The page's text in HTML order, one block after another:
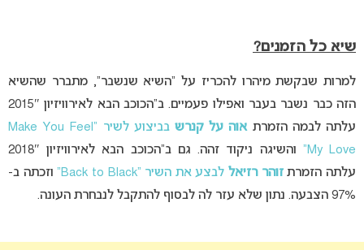
שיא כל הזמנים?
למרות שבקשת מיהרו להכריז על “השיא שנשבר”, מתברר שהשיא
הזה כבר נשבר בעבר ואפילו פעמיים. ב”הכוכב הבא לאירוויזיון 2015″
עלתה לבמה הזמרת אוה על קנרש
בביצוע לשיר “Make You Feel
My Love”
והשיגה ניקוד זהה. גם ב”הכוכב הבא לאירוויזיון 2018″
עלתה הזמרת זוהר רזיאללבצע את השיר “Back to Black”
וזכתה ב-
97% הצבעה. נתון שלא עזר לה לבסוף להתקבל לנבחרת העונה.